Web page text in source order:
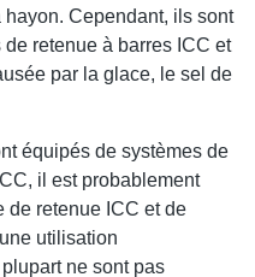
Cependant, ils sont
retenue à barres ICC et
par la glace, le sel de
équipés de systèmes de
il est probablement
de retenue ICC et de
utilisation
ne sont pas